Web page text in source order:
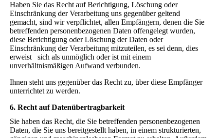
Haben Sie das Recht auf Berichtigung, Löschung oder
Einschränkung der Verarbeitung uns gegenüber geltend
gemacht, sind wir verpflichtet, allen Empfängern, denen die Sie
betreffenden personenbezogenen Daten offengelegt wurden,
diese Berichtigung oder Löschung der Daten oder
Einschränkung der Verarbeitung mitzuteilen, es sei denn, dies
erweist sich als unmöglich oder ist mit einem
unverhältnismäßigen Aufwand verbunden.
Ihnen steht uns gegenüber das Recht zu, über diese Empfänger
unterrichtet zu werden.
6. Recht auf Datenübertragbarkeit
Sie haben das Recht, die Sie betreffenden personenbezogenen
Daten, die Sie uns bereitgestellt haben, in einem strukturierten,